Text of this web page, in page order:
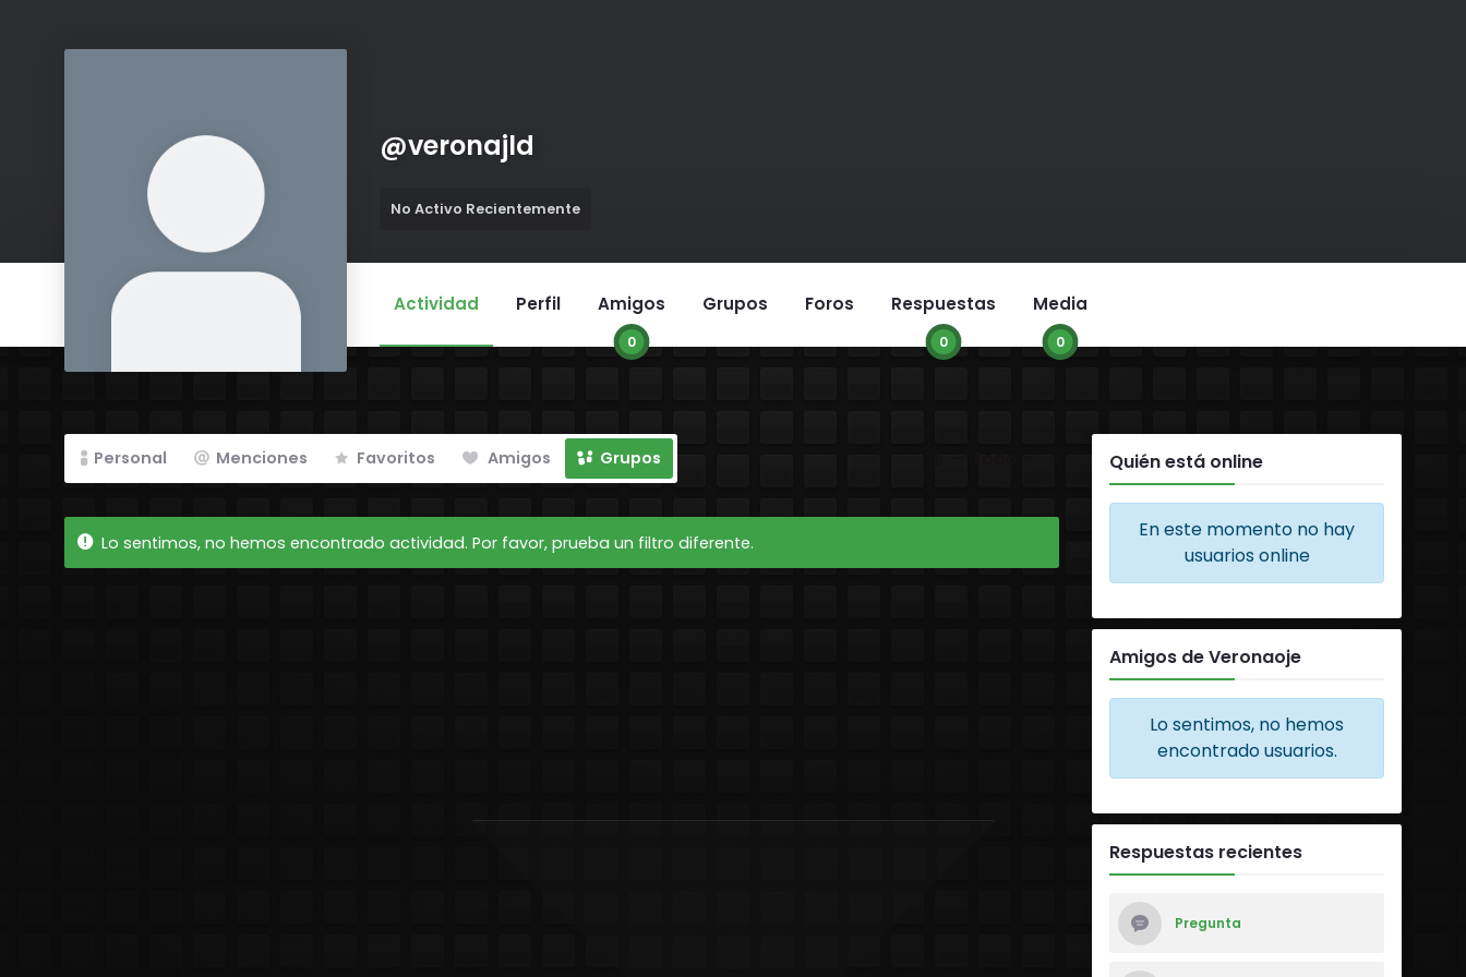
@veronajld
No Activo Recientemente
Actividad Perfil Amigos
0
Grupos Foros Respuestas
0
Media
0
Personal Menciones Favoritos Amigos Grupos
Lo sentimos, no hemos encontrado actividad. Por favor, prueba un filtro diferente.
Quién está online
En este momento no hay
usuarios online
Amigos de Veronaoje
Lo sentimos, no hemos
encontrado usuarios.
Respuestas recientes
Pregunta